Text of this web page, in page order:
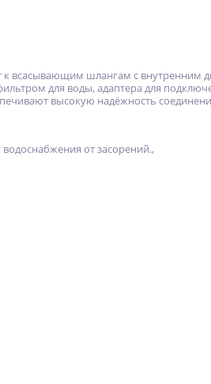
к всасывающим шлангам с внутренним
для воды, адаптера для
высокую надёжность
от засорений.,